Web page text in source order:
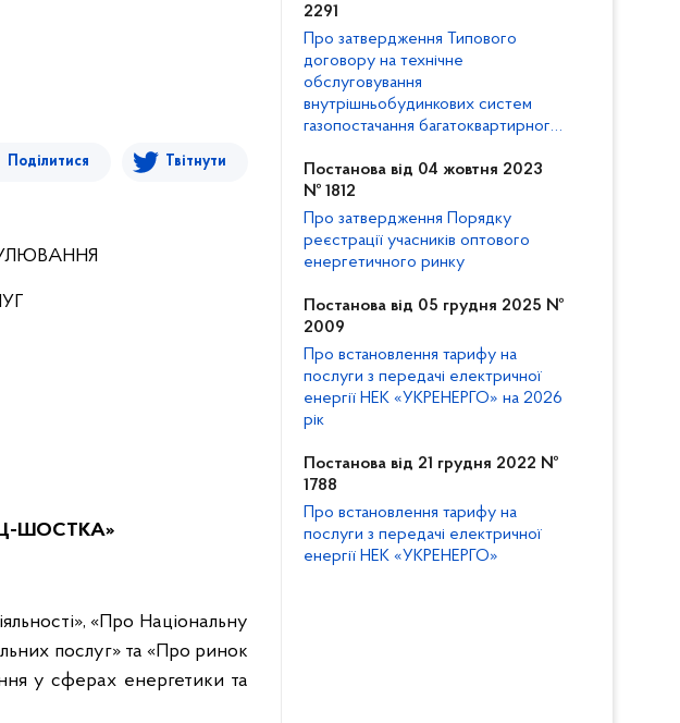
Поділитися Твітнути
ШОСТКА»
«Про Національну
послуг» та «Про ринок
у сферах енергетики та
2291
Про затвердження Типового
договору на технічне
обслуговування
внутрішньобудинкових систем
газопостачання багатоквартирного
Кодексу газорозподільних систем
Постанова від 04 жовтня 2023
№ 1812
Про затвердження Порядку
реєстрації учасників оптового
енергетичного ринку
Постанова від 05 грудня 2025 №
2009
Про встановлення тарифу на
послуги з передачі електричної
енергії НЕК «УКРЕНЕРГО» на 2026
рік
Постанова від 21 грудня 2022 №
1788
Про встановлення тарифу на
послуги з передачі електричної
енергії НЕК «УКРЕНЕРГО»